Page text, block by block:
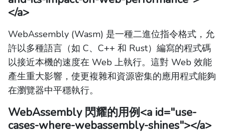
</a>
WebAssembly (Wasm) 是一種二進位指令格式，允
許以多種語言（如 C、C++ 和 Rust）編寫的程式碼
以接近本機的速度在 Web 上執行。這對 Web 效能
產生重大影響，使更複雜和資源密集的應用程式能夠
在瀏覽器中平穩執行。
WebAssembly 閃耀的用例<a id="use-
cases-where-webassembly-shines"></a>